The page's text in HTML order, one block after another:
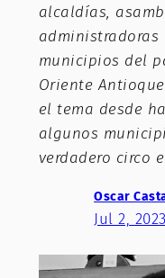
alcaldías,
municipios del
Oriente
el tema desde
algunos
verdadero circo
Oscar
Jul 2, 2023